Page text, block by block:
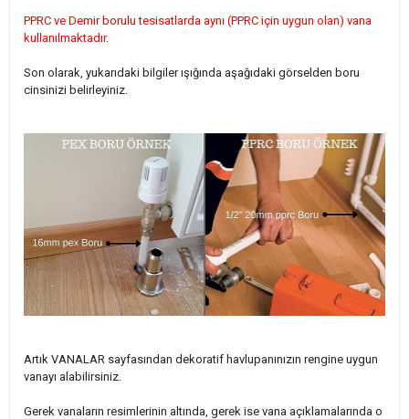
PPRC ve Demir borulu tesisatlarda aynı (PPRC için uygun olan) vana
kullanılmaktadır.
Son olarak, yukarıdaki bilgiler ışığında aşağıdaki görselden boru
cinsinizi belirleyiniz.
Artık VANALAR sayfasından dekoratif havlupanınızın rengine uygun
vanayı alabilirsiniz.
Gerek vanaların resimlerinin altında, gerek ise vana açıklamalarında o